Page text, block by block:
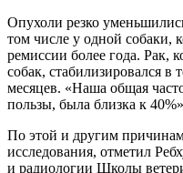
Опухоли резко
том числе у одной собаки,
ремиссии более года. Рак,
собак, стабилизировался в
месяцев. «Наша общая
пользы, была близка к
По этой и другим
исследования, отметил
и радиологии Школы